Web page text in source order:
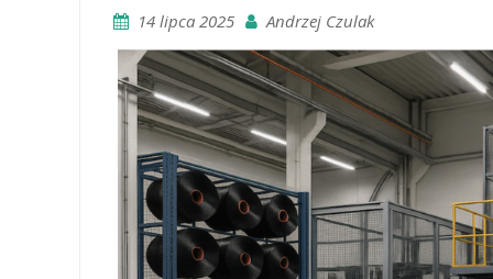
14 lipca 2025 Andrzej Czulak